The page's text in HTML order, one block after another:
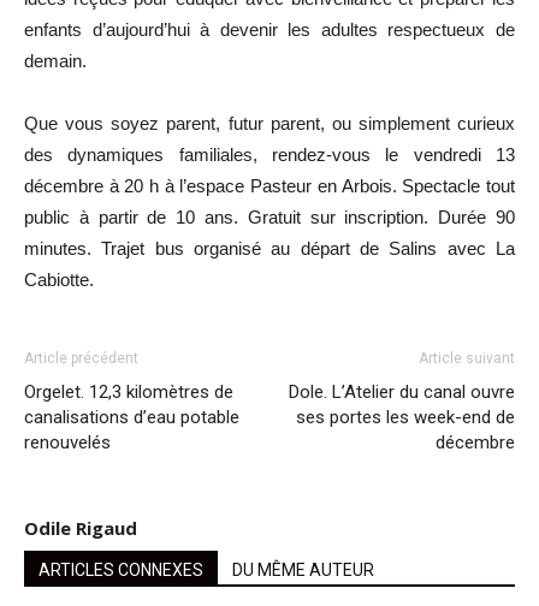
enfants d’aujourd’hui à devenir les adultes respectueux de
demain.
Que vous soyez parent, futur parent, ou simplement curieux
des dynamiques familiales, rendez-vous le vendredi 13
décembre à 20 h à l’espace Pasteur en Arbois. Spectacle tout
public à partir de 10 ans. Gratuit sur inscription. Durée 90
minutes. Trajet bus organisé au départ de Salins avec La
Cabiotte.
Article précédent
Orgelet. 12,3 kilomètres de
canalisations d’eau potable
renouvelés
Article suivant
Dole. L’Atelier du canal ouvre
ses portes les week-end de
décembre
Odile Rigaud
ARTICLES CONNEXES DU MÊME AUTEUR